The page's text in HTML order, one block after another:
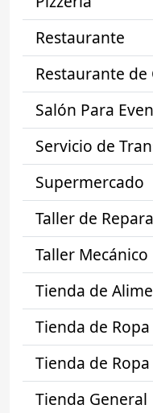
Restaurante
Restaurante de
Salón Para
Servicio de
Supermercado
Taller de
Taller Mecánico
Tienda de
Tienda de Ropa
Tienda de
Tienda General